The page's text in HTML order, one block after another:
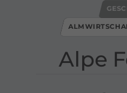
Alpe